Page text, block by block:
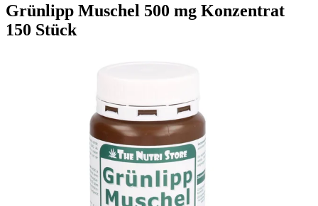
Grünlipp Muschel 500 mg Konzentrat
150 Stück